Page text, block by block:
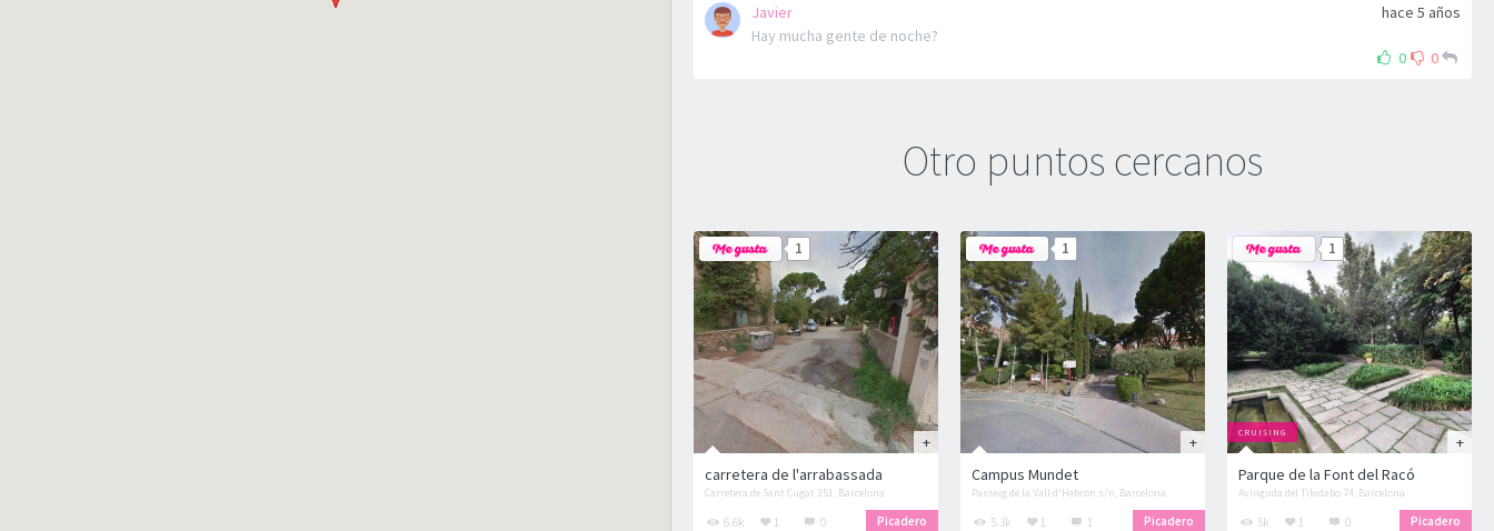
Javier
hace 5 años
Hay mucha gente de noche?
0
0
Otro puntos cercanos
1
carretera de l'arrabassada
Carretera de Sant Cugat 351, Barcelona
Picadero
6.6k 1 0
1
Campus Mundet
Passeig de la Vall d'Hebron s/n, Barcelona
Picadero
5.3k 1 1
1
CRUISING
Parque de la Font del Racó
Avinguda del Tibidabo 74, Barcelona
Picadero
5k 1 0